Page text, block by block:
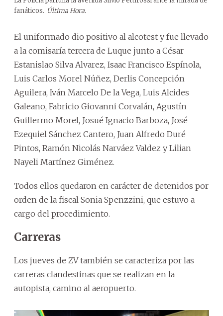
fanáticos. Última Hora.
El uniformado dio positivo al alcotest y fue llevado
a la comisaría tercera de Luque junto a César
Estanislao Silva Alvarez, Isaac Francisco Espínola,
Luis Carlos Morel Núñez, Derlis Concepción
Aguilera, Iván Marcelo De la Vega, Luis Alcides
Galeano, Fabricio Giovanni Corvalán, Agustín
Guillermo Morel, Josué Ignacio Barboza, José
Ezequiel Sánchez Cantero, Juan Alfredo Duré
Pintos, Ramón Nicolás Narváez Valdez y Lilian
Nayeli Martínez Giménez.
Todos ellos quedaron en carácter de detenidos por
orden de la fiscal Sonia Spenzzini, que estuvo a
cargo del procedimiento.
Carreras
Los jueves de ZV también se caracteriza por las
carreras clandestinas que se realizan en la
autopista, camino al aeropuerto.